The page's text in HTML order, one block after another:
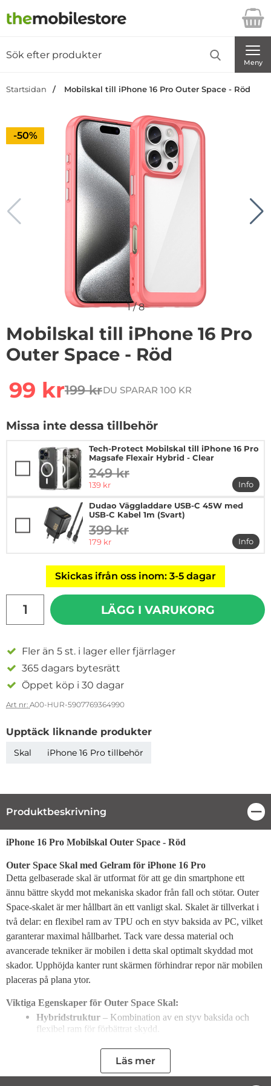
Startsidan för Danira Telecom AB
Meny
Startsidan Mobilskal till iPhone 16 Pro Outer Space - Röd
Priset är nedsatt med
-50%
1/8
Mobilskal till iPhone 16 Pro
Outer Space - Röd
rea pris
99 krtidigare pris
199 krDU SPARAR 100 KR
Missa inte dessa tillbehör
Tech-Protect Mobilskal till iPhone 16 Pro
Magsafe Flexair Hybrid - Clear
tidigare pris
249 kr
rea pris
139 kr
Info
mer
Dudao Väggladdare USB-C 45W med
USB-C Kabel 1m (Svart)
tidigare pris
399 kr
rea pris
179 kr
Info
mer
Skickas ifrån oss inom: 3-5 dagar
LÄGG I VARUKORG
Fler än 5 st. i lager eller fjärrlager
365 dagars bytesrätt
Öppet köp i 30 dagar
Art nr: A00-HUR-5907769364990
Upptäck liknande produkter
Skal iPhone 16 Pro tillbehör
Produktbeskrivning
Produktbeskrivning
iPhone 16 Pro Mobilskal Outer Space - Röd
Outer Space Skal med Gelram för iPhone 16 Pro
Detta gelbaserade skal är utformat för att ge din smartphone ett
ännu bättre skydd mot mekaniska skador från fall och stötar. Outer
Space-skalet är mer hållbart än ett vanligt skal. Skalet är tillverkat i
två delar: en flexibel ram av TPU och en styv baksida av PC, vilket
garanterar maximal hållbarhet. Tack vare dessa material och
avancerade tekniker är mobilen i detta skal optimalt skyddad mot
skador. Upphöjda kanter runt skärmen förhindrar repor när mobilen
placeras på plana ytor.
Viktiga Egenskaper för Outer Space Skal:
Hybridstruktur – Kombination av en styv baksida och
flexibel ram för förbättrat skydd.
– Baksidan av PC-material skyddar
mobilens rygg, medan TPU-ramen skyddar dess kanter.
Läs mer